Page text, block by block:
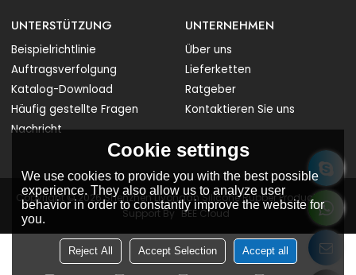
UNTERSTÜTZUNG
Beispielrichtlinie
Auftragsverfolgung
Katalog-Download
Häufig gestellte Fragen
Nachricht
UNTERNEHMEN
Über uns
Lieferketten
Ratgeber
Kontaktieren Sie uns
Copyright © 2026Shenzhen Liyongan Silicone Rubber Products Co.
Support By BEE Cloud
Cookie settings
We use cookies to provide you with the best possible
experience. They also allow us to analyze user
behavior in order to constantly improve the website for
you.
Reject All Accept Selection Accept all